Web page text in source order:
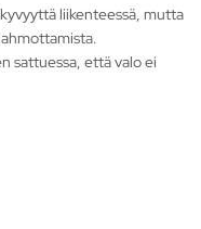
liikenteessä, mutta
sattuessa, että valo ei